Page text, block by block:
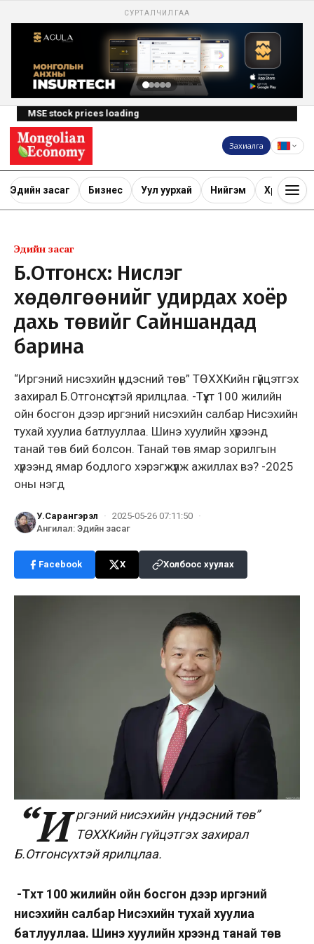
СУРТАЛЧИЛГАА
MSE stock prices loading
Захиалга
Эдийн засаг Бизнес Уул уурхай Нийгэм Хөрөнгө
Эдийн засаг
Б.Отгонсүх: Нислэг
хөдөлгөөнийг удирдах хоёр
дахь төвийг Сайншандад
барина
“Иргэний нисэхийн үндэсний төв” ТӨХХКийн гүйцэтгэх
захирал Б.Отгонсүхтэй ярилцлаа. -Түүхт 100 жилийн
ойн босгон дээр иргэний нисэхийн салбар Нисэхийн
тухай хуулиа батлууллаа. Шинэ хуулийн хүрээнд
танай төв бий болсон. Танай төв ямар зорилгын
хүрээнд ямар бодлого хэрэгжүүлж ажиллах вэ? -2025
оны нэгд
У.Сарангэрэл · 2025-05-26 07:11:50 ·
Ангилал: Эдийн засаг
Facebook X Холбоос хуулах
“И ргэний нисэхийн үндэсний төв”
ТӨХХКийн гүйцэтгэх захирал
Б.Отгонсүхтэй ярилцлаа.
-Түүхт 100 жилийн ойн босгон дээр иргэний
нисэхийн салбар Нисэхийн тухай хуулиа
батлууллаа. Шинэ хуулийн хүрээнд танай төв